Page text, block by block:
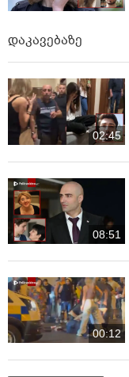
დაკავებაზე
02:45
08:51
00:12